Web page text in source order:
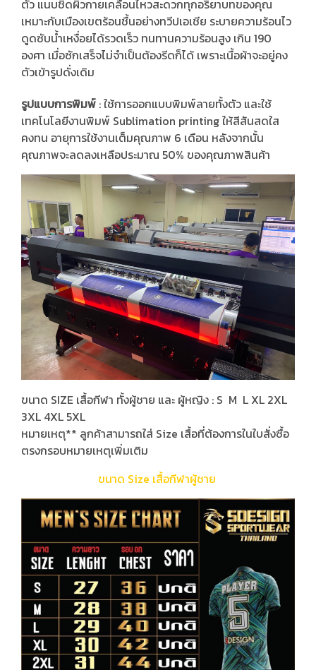
ตัว แนบชิดผิวกายเคลื่อนไหวสะดวกทุกอริยาบทของคุณ
เหมาะกับเมืองเขตร้อนชื้นอย่างทวีปเอเชีย ระบายความร้อนไว
ดูดซับน้ำเหงื่อยได้รวดเร็ว ทนทานความร้อนสูง เกิน 190
องศา เมื่อซักเสร็จไม่จำเป็นต้องรีดก็ได้ เพราะเนื้อผ้าจะอยู่คง
ตัวเข้ารูปดั่งเดิม
รูปแบบการพิมพ์ : ใช้การออกแบบพิมพ์ลายทั้งตัว และใช้
เทคโนโลยีงานพิมพ์ Sublimation printing ให้สีสันสดใส
คงทน อายุการใช้งานเต็มคุณภาพ 6 เดือน หลังจากนั้น
คุณภาพจะลดลงเหลือประมาณ 50% ของคุณภาพสินค้า
ขนาด SIZE เสื้อกีฬา ทั้งผู้ชาย และ ผู้หญิง : S M L XL 2XL
3XL 4XL 5XL
หมายเหตุ** ลูกค้าสามารถใส่ Size เสื้อที่ต้องการในใบสั่งซื้อ
ตรงกรอบหมายเหตุเพิ่มเติม
ขนาด Size เสื้อกีฬาผู้ชาย